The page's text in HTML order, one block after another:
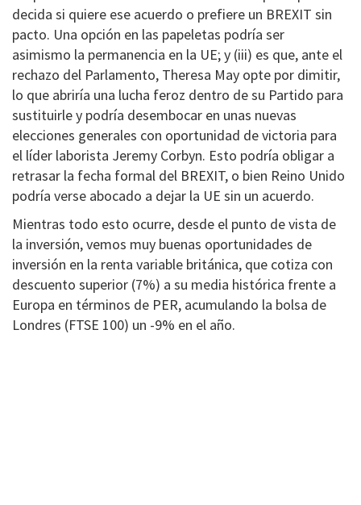
decida si quiere ese acuerdo o prefiere un BREXIT sin
pacto. Una opción en las papeletas podría ser
asimismo la permanencia en la UE; y (iii) es que, ante el
rechazo del Parlamento, Theresa May opte por dimitir,
lo que abriría una lucha feroz dentro de su Partido para
sustituirle y podría desembocar en unas nuevas
elecciones generales con oportunidad de victoria para
el líder laborista Jeremy Corbyn. Esto podría obligar a
retrasar la fecha formal del BREXIT, o bien Reino Unido
podría verse abocado a dejar la UE sin un acuerdo.
Mientras todo esto ocurre, desde el punto de vista de
la inversión, vemos muy buenas oportunidades de
inversión en la renta variable británica, que cotiza con
descuento superior (7%) a su media histórica frente a
Europa en términos de PER, acumulando la bolsa de
Londres (FTSE 100) un -9% en el año.